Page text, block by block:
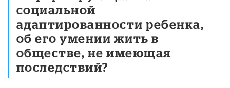
социальной
адаптированности ребенка,
об его умении жить в
обществе, не имеющая
последствий?